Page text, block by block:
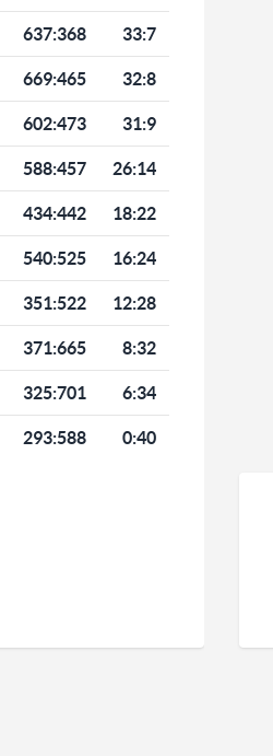
637:368 33:7
669:465 32:8
602:473 31:9
588:457 26:14
434:442 18:22
540:525 16:24
351:522 12:28
371:665 8:32
325:701 6:34
293:588 0:40